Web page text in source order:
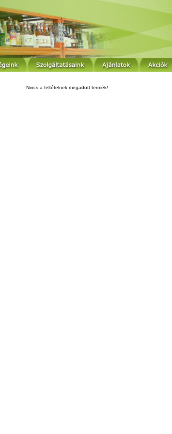
Nincs a feltételnek megadott termék!